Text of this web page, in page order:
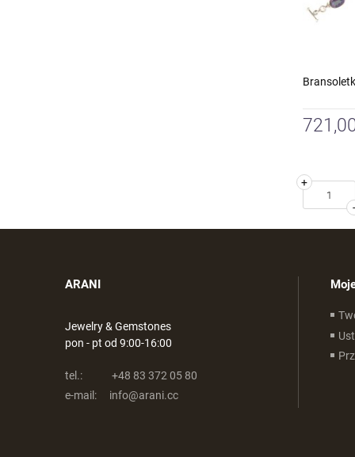
-
+
ARANI
Jewelry & Gemstones
pon - pt od 9:00-16:00
tel.:
+48 83 372 05 80
e-mail:
info@arani.cc